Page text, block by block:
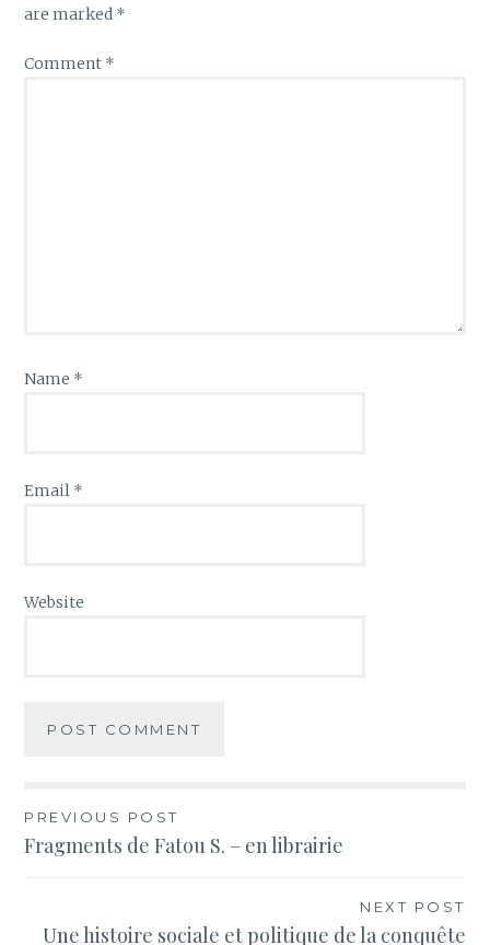
are marked *
Comment *
Name *
Email *
Website
Post
navigation
PREVIOUS POST
Fragments de Fatou S. – en librairie
NEXT POST
Une histoire sociale et politique de la conquête